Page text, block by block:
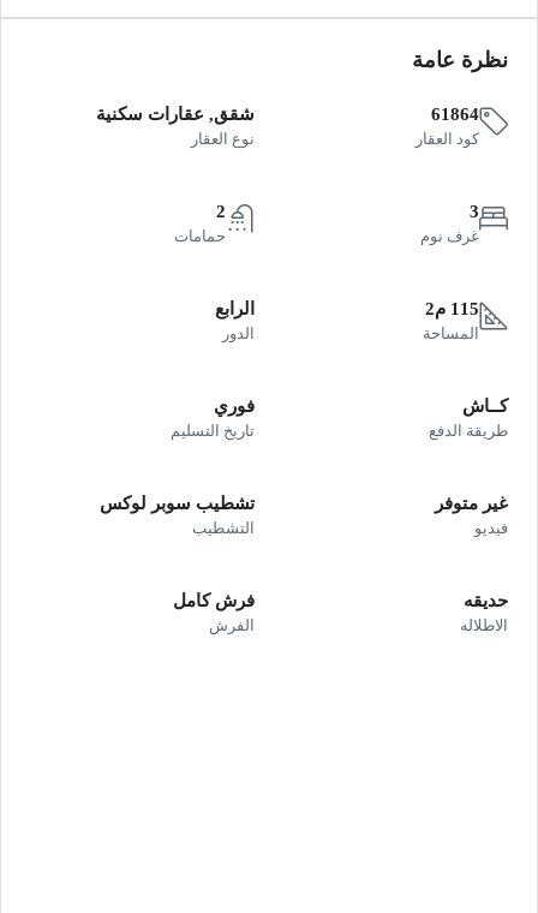
نظرة عامة
61864
كود العقار
شقق, عقارات سكنية
نوع العقار
3
غرف نوم
2
حمامات
115 م2
المساحة
الرابع
الدور
كــاش
طريقة الدفع
فوري
تاريخ التسليم
غير متوفر
فيديو
تشطيب سوبر لوكس
التشطيب
حديقه
الاطلاله
فرش كامل
الفرش